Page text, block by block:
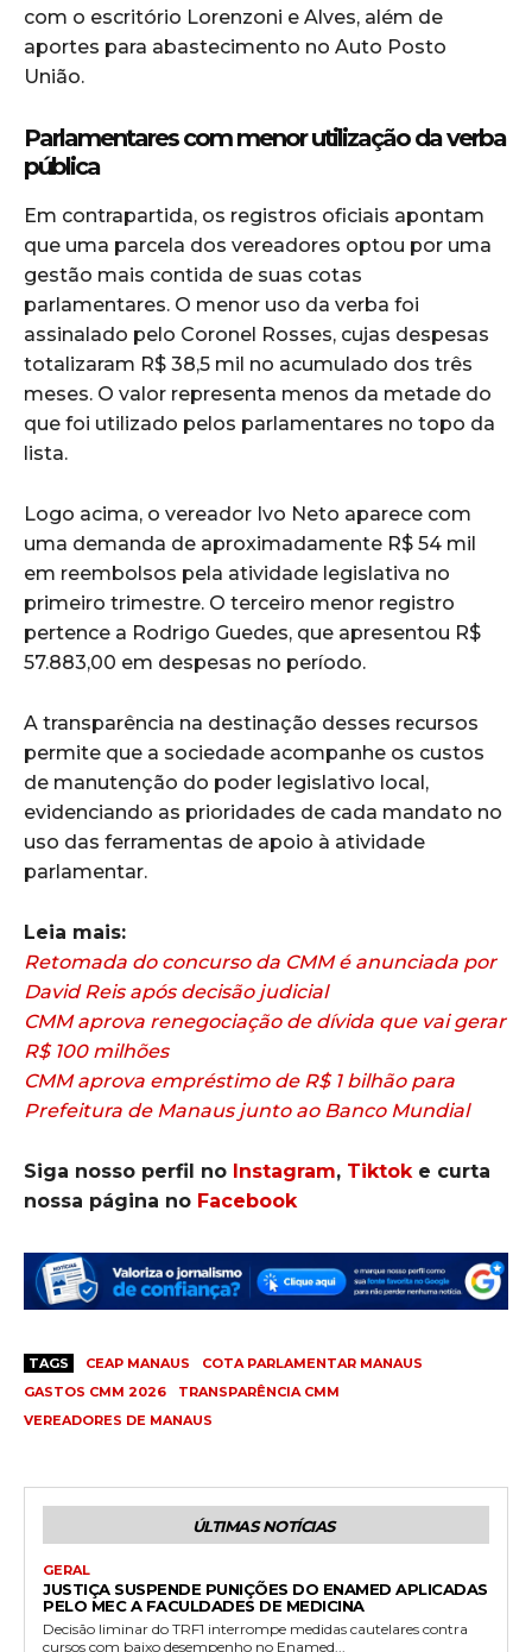
com o escritório Lorenzoni e Alves, além de
aportes para abastecimento no Auto Posto
União.
Parlamentares com menor utilização da verba
pública
Em contrapartida, os registros oficiais apontam
que uma parcela dos vereadores optou por uma
gestão mais contida de suas cotas
parlamentares. O menor uso da verba foi
assinalado pelo Coronel Rosses, cujas despesas
totalizaram R$ 38,5 mil no acumulado dos três
meses. O valor representa menos da metade do
que foi utilizado pelos parlamentares no topo da
lista.
Logo acima, o vereador Ivo Neto aparece com
uma demanda de aproximadamente R$ 54 mil
em reembolsos pela atividade legislativa no
primeiro trimestre. O terceiro menor registro
pertence a Rodrigo Guedes, que apresentou R$
57.883,00 em despesas no período.
A transparência na destinação desses recursos
permite que a sociedade acompanhe os custos
de manutenção do poder legislativo local,
evidenciando as prioridades de cada mandato no
uso das ferramentas de apoio à atividade
parlamentar.
Leia mais:
Retomada do concurso da CMM é anunciada por
David Reis após decisão judicial
CMM aprova renegociação de dívida que vai gerar
R$ 100 milhões
CMM aprova empréstimo de R$ 1 bilhão para
Prefeitura de Manaus junto ao Banco Mundial
Siga nosso perfil no Instagram, Tiktoke curta
nossa página no Facebook
TAGS CEAP MANAUS
COTA PARLAMENTAR MANAUS
GASTOS CMM 2026
TRANSPARÊNCIA CMM
VEREADORES DE MANAUS
ÚLTIMAS NOTÍCIAS
GERAL
JUSTIÇA SUSPENDE PUNIÇÕES DO ENAMED APLICADAS
PELO MEC A FACULDADES DE MEDICINA
Decisão liminar do TRF1 interrompe medidas cautelares contra
cursos com baixo desempenho no Enamed...